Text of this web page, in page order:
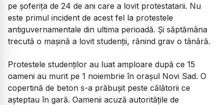
pe șoferița de 24 de ani care a lovit protestatarii. Nu
este primul incident de acest fel la protestele
antiguvernamentale din ultima perioadă. Și săptămâna
trecută o mașină a lovit studenții, rănind grav o tânără.
Protestele studenților au luat amploare după ce 15
oameni au murit pe 1 noiembrie în orașul Novi Sad. O
copertină de beton s-a prăbușit peste călătorii ce
așteptau în gară. Oamenii acuză autoritățile de